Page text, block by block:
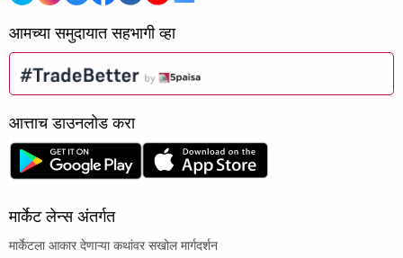
आमच्या समुदायात सहभागी व्हा
आत्ताच डाउनलोड करा
मार्केट लेन्स अंतर्गत
मार्केटला आकार देणाऱ्या कथांवर सखोल मार्गदर्शन